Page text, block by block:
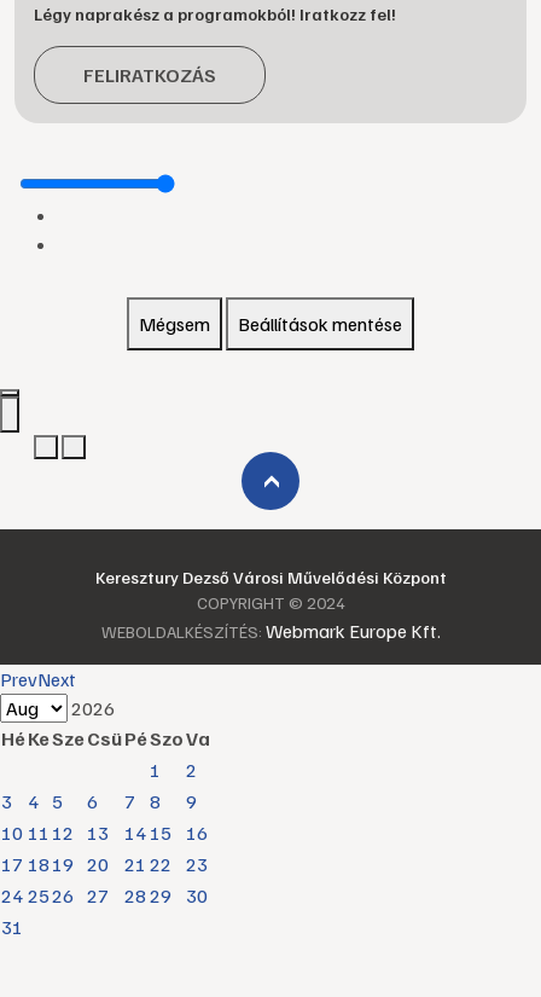
Légy naprakész a programokból! Iratkozz fel!
FELIRATKOZÁS
Mégsem Beállítások mentése
›
Keresztury Dezső Városi Művelődési Központ
COPYRIGHT © 2024
WEBOLDALKÉSZÍTÉS: Webmark Europe Kft.
PrevNext
2026
HéKeSzeCsüPéSzoVa
1
2
3
4 5 6 7 8
9
10 11 12 13 14 15
16
17 18 19 20 21 22
23
24 2526 27 28 29
30
31